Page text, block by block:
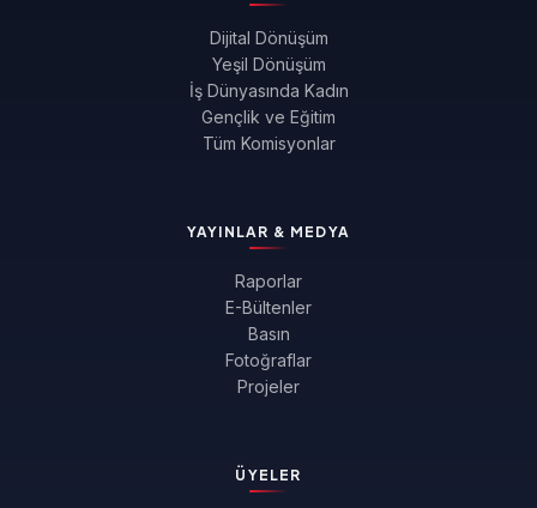
Dijital Dönüşüm
Yeşil Dönüşüm
İş Dünyasında Kadın
Gençlik ve Eğitim
Tüm Komisyonlar
YAYINLAR & MEDYA
Raporlar
E-Bültenler
Basın
Fotoğraflar
Projeler
ÜYELER